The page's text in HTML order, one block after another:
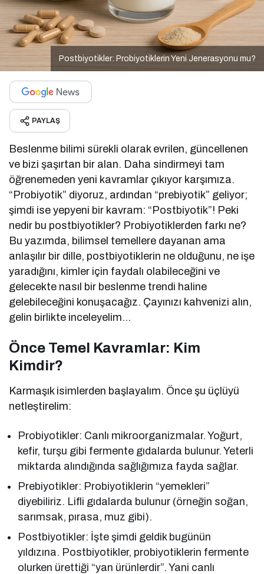
Postbiyotikler: Probiyotiklerin Yeni Jenerasyonu mu?
PAYLAŞ
Beslenme bilimi sürekli olarak evrilen, güncellenen
ve bizi şaşırtan bir alan. Daha sindirmeyi tam
öğrenemeden yeni kavramlar çıkıyor karşımıza.
“Probiyotik” diyoruz, ardından “prebiyotik” geliyor;
şimdi ise yepyeni bir kavram: “Postbiyotik”! Peki
nedir bu postbiyotikler? Probiyotiklerden farkı ne?
Bu yazımda, bilimsel temellere dayanan ama
anlaşılır bir dille, postbiyotiklerin ne olduğunu, ne işe
yaradığını, kimler için faydalı olabileceğini ve
gelecekte nasıl bir beslenme trendi haline
gelebileceğini konuşacağız. Çayınızı kahvenizi alın,
gelin birlikte inceleyelim…
Önce Temel Kavramlar: Kim
Kimdir?
Karmaşık isimlerden başlayalım. Önce şu üçlüyü
netleştirelim:
Probiyotikler: Canlı mikroorganizmalar. Yoğurt,
kefir, turşu gibi fermente gıdalarda bulunur. Yeterli
miktarda alındığında sağlığımıza fayda sağlar.
Prebiyotikler: Probiyotiklerin “yemekleri”
diyebiliriz. Lifli gıdalarda bulunur (örneğin soğan,
sarımsak, pırasa, muz gibi).
Postbiyotikler: İşte şimdi geldik bugünün
yıldızına. Postbiyotikler, probiyotiklerin fermente
olurken ürettiği “yan ürünlerdir”. Yani canlı